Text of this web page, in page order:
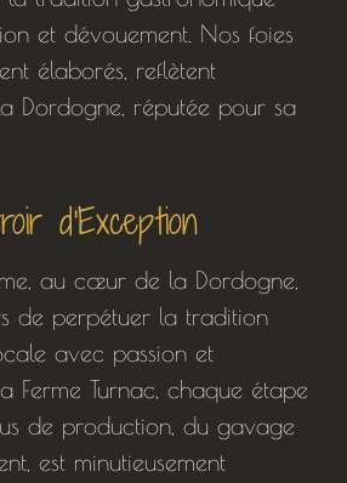
et dévouement. Nos foies
élaborés, reflètent
Dordogne, réputée pour sa
d'Exception
au cœur de la Dordogne,
de perpétuer la tradition
avec passion et
Ferme Turnac, chaque étape
de production, du gavage
est minutieusement